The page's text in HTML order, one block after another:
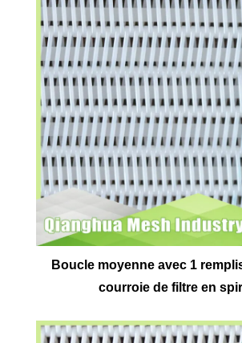
Boucle moyenne avec 1
courroie de filtre en